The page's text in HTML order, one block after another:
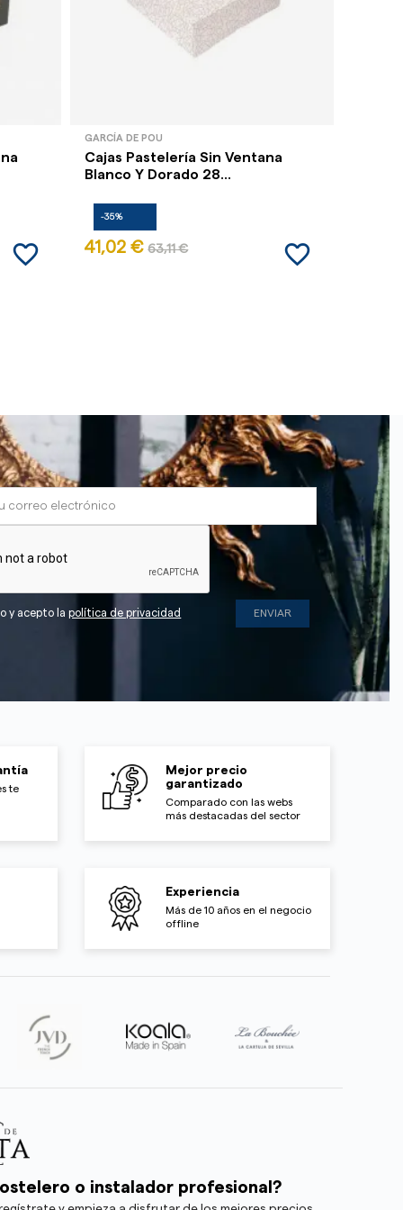
favorite_border
GARCÍA DE POU
Cajas Pastelería Sin Ventana
Blanco Y Dorado 28...
-35%
41,02 € 63,11 € favorite_border
y acepto lapolítica de privacidad
te
Mejor precio
garantizado
Comparado con las webs
más destacadas del sector
Experiencia
Más de 10 años en el negocio
offline
o instalador profesional?